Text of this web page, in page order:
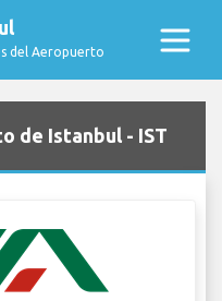
del Aeropuerto
de Istanbul - IST